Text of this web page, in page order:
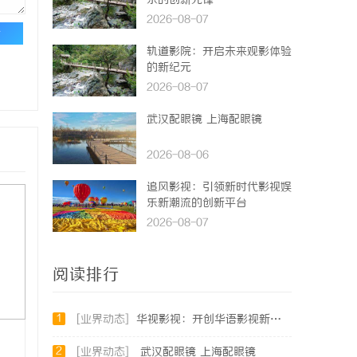
2026-08-07
轨道影院：开启未来观影体验
的新纪元
2026-08-07
武汉配眼镜 上海配眼镜
2026-08-06
追风影视：引领新时代影视娱
乐新潮流的创新平台
2026-08-07
阅读排行
1 [业界动态] 华视影视：开创华语影视新时代的领航者
2 [业界动态] 武汉配眼镜 上海配眼镜